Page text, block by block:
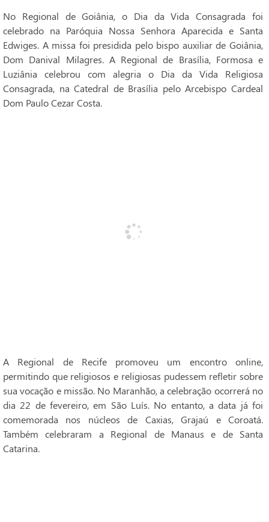
No Regional de Goiânia, o Dia da Vida Consagrada foi
celebrado na Paróquia Nossa Senhora Aparecida e Santa
Edwiges. A missa foi presidida pelo bispo auxiliar de Goiânia,
Dom Danival Milagres. A Regional de Brasília, Formosa e
Luziânia celebrou com alegria o Dia da Vida Religiosa
Consagrada, na Catedral de Brasília pelo Arcebispo Cardeal
Dom Paulo Cezar Costa.
A Regional de Recife promoveu um encontro online,
permitindo que religiosos e religiosas pudessem refletir sobre
sua vocação e missão. No Maranhão, a celebração ocorrerá no
dia 22 de fevereiro, em São Luís. No entanto, a data já foi
comemorada nos núcleos de Caxias, Grajaú e Coroatá.
Também celebraram a Regional de Manaus e de Santa
Catarina.